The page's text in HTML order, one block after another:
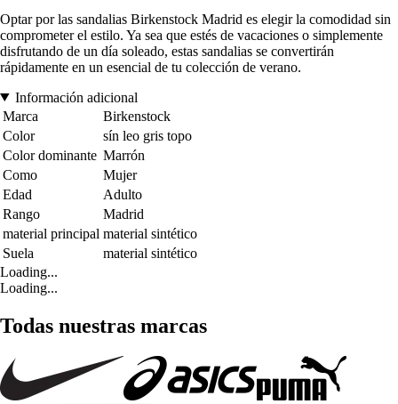
Optar por las sandalias Birkenstock Madrid es elegir la comodidad sin
comprometer el estilo. Ya sea que estés de vacaciones o simplemente
disfrutando de un día soleado, estas sandalias se convertirán
rápidamente en un esencial de tu colección de verano.
Información adicional
Marca
Birkenstock
Color
sín leo gris topo
Color dominante Marrón
Como
Mujer
Edad
Adulto
Rango
Madrid
material principal material sintético
Suela
material sintético
Loading...
Loading...
Todas nuestras marcas